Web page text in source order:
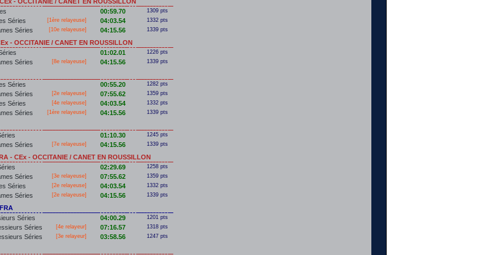
00:59.70 1309 pts
Séries [1ère relayeuse] 04:03.54 1332 pts
Séries [10e relayeuse] 04:15.56 1339 pts
- OCCITANIE / CANET EN ROUSSILLON
01:02.01 1226 pts
Séries [8e relayeuse] 04:15.56 1339 pts
Séries 00:55.20 1282 pts
Séries [2e relayeuse] 07:55.62 1359 pts
Séries [4e relayeuse] 04:03.54 1332 pts
Séries [1ère relayeuse] 04:15.56 1339 pts
01:10.30 1245 pts
Séries [7e relayeuse] 04:15.56 1339 pts
- CEx - OCCITANIE / CANET EN ROUSSILLON
02:29.69 1258 pts
Séries [3e relayeuse] 07:55.62 1359 pts
Séries [2e relayeuse] 04:03.54 1332 pts
Séries [2e relayeuse] 04:15.56 1339 pts
Séries 04:00.29 1201 pts
Séries [4e relayeur] 07:16.57 1318 pts
Séries [3e relayeur] 03:58.56 1247 pts